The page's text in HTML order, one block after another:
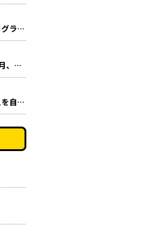
【実践報告】多能工職人プログラムの一環としてクッションフロア貼り講習を実施。
【修了報告】未経験から3ヶ月、多能工養成プログラムを修了されました！
【実践報告】「クロス張替えを自分でやりたい！」主婦の方が応用コースを受講されました！